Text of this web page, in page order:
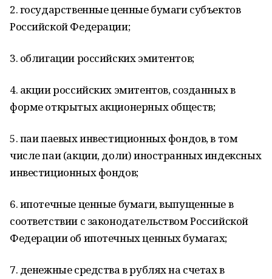
2. государственные ценные бумаги субъектов
Российской Федерации;
3. облигации российских эмитентов;
4. акции российских эмитентов, созданных в
форме открытых акционерных обществ;
5. паи паевых инвестиционных фондов, в том
числе паи (акции, доли) иностранных индексных
инвестиционных фондов;
6. ипотечные ценные бумаги, выпущенные в
соответствии с законодательством Российской
Федерации об ипотечных ценных бумагах;
7. денежные средства в рублях на счетах в